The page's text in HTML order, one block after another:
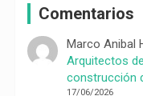
Comentarios
Marco Anibal
Arquitectos
construcción
17/06/2026